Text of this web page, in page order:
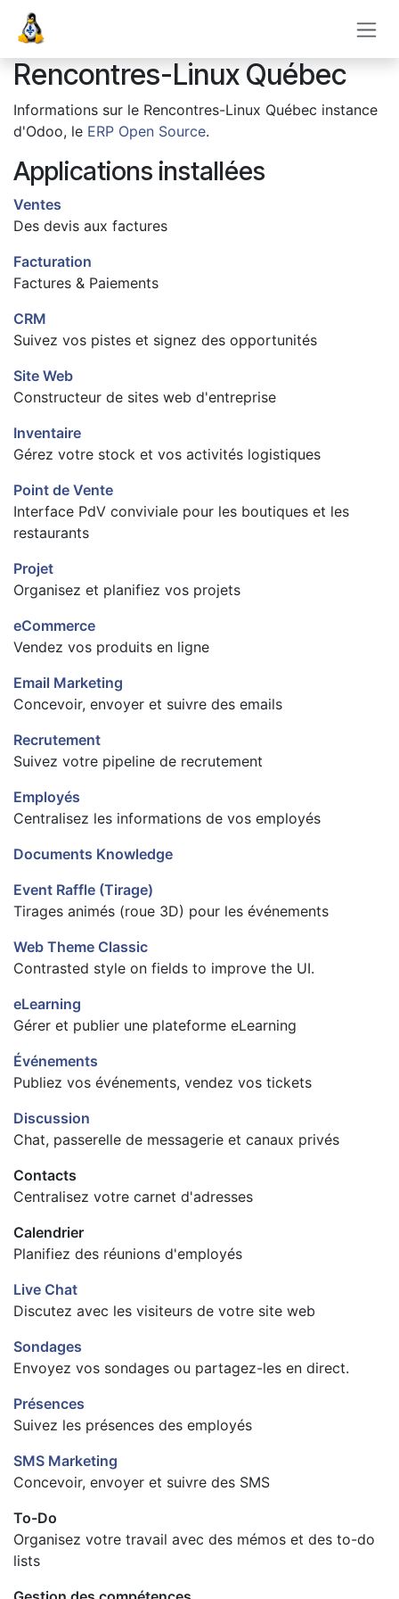
Se rendre au contenu
Rencontres-Linux Québec
Informations sur le Rencontres-Linux Québec instance
d'Odoo, le ERP Open Source.
Applications installées
Ventes
Des devis aux factures
Facturation
Factures & Paiements
CRM
Suivez vos pistes et signez des opportunités
Site Web
Constructeur de sites web d'entreprise
Inventaire
Gérez votre stock et vos activités logistiques
Point de Vente
Interface PdV conviviale pour les boutiques et les
restaurants
Projet
Organisez et planifiez vos projets
eCommerce
Vendez vos produits en ligne
Email Marketing
Concevoir, envoyer et suivre des emails
Recrutement
Suivez votre pipeline de recrutement
Employés
Centralisez les informations de vos employés
Documents Knowledge
Event Raffle (Tirage)
Tirages animés (roue 3D) pour les événements
Web Theme Classic
Contrasted style on fields to improve the UI.
eLearning
Gérer et publier une plateforme eLearning
Événements
Publiez vos événements, vendez vos tickets
Discussion
Chat, passerelle de messagerie et canaux privés
Contacts
Centralisez votre carnet d'adresses
Calendrier
Planifiez des réunions d'employés
Live Chat
Discutez avec les visiteurs de votre site web
Sondages
Envoyez vos sondages ou partagez-les en direct.
Présences
Suivez les présences des employés
SMS Marketing
Concevoir, envoyer et suivre des SMS
To-Do
Organisez votre travail avec des mémos et des to-do
lists